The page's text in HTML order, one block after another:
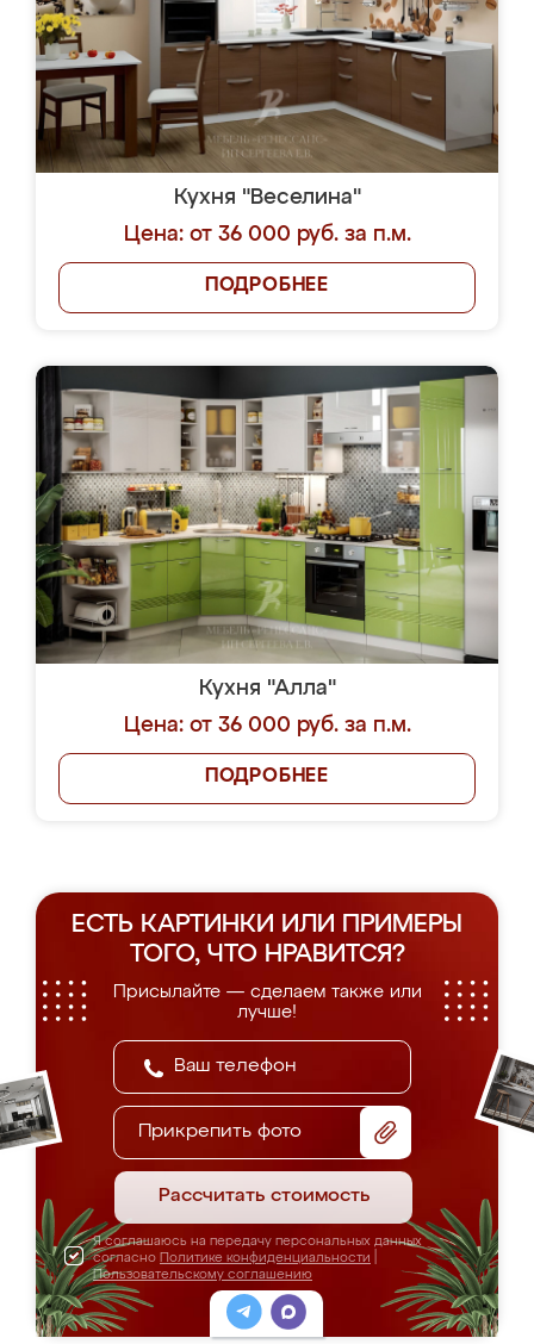
Кухня "Веселина"
Цена: от 36 000 руб. за п.м.
ПОДРОБНЕЕ
Кухня "Алла"
Цена: от 36 000 руб. за п.м.
ПОДРОБНЕЕ
ЕСТЬ КАРТИНКИ ИЛИ ПРИМЕРЫ
ТОГО, ЧТО НРАВИТСЯ?
Присылайте — сделаем также или
лучше!
Прикрепить фото
Рассчитать стоимость
Я соглашаюсь на передачу персональных данных
согласно Политике конфиденциальности
Пользовательскому соглашению